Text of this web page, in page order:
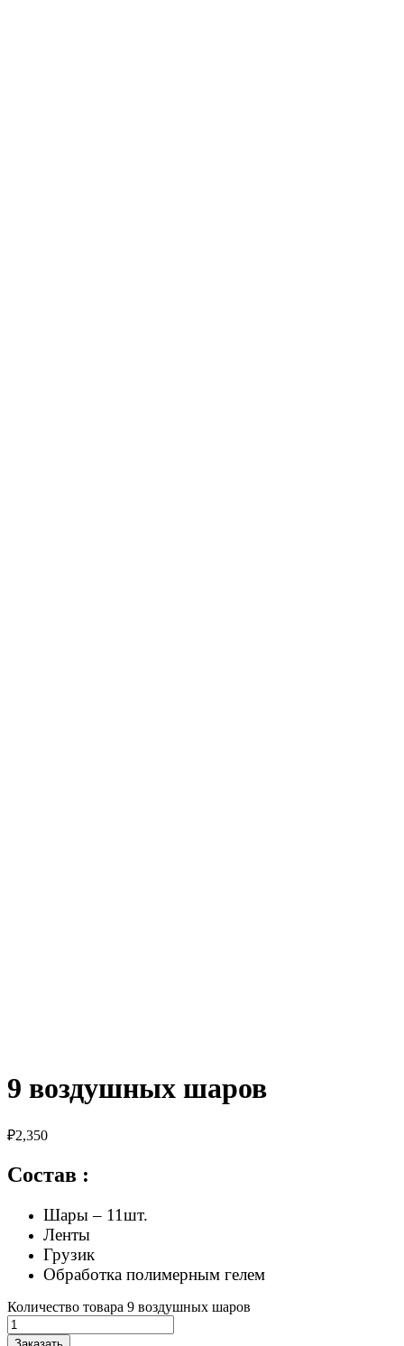
9 воздушных шаров
₽2,350
Состав :
Шары – 11шт.
Ленты
Грузик
Обработка полимерным гелем
Количество товара 9 воздушных шаров